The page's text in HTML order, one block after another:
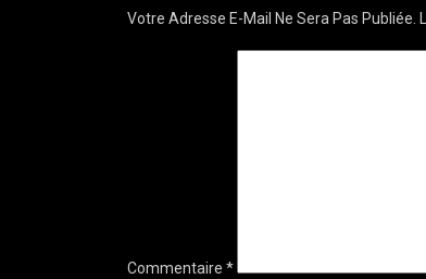
Votre Adresse E-Mail Ne Sera Pas Publiée.
Commentaire *